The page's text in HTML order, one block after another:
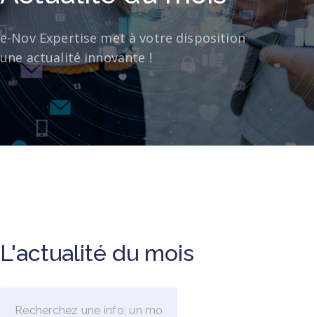
e-Nov Expertise met à votre disposition
une actualité innovante !
L'actualité du mois